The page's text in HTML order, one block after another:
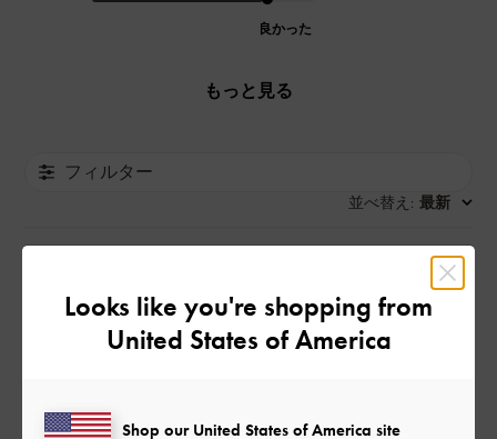
良かった
もっと見る
フィルター
並べ替え : 最新
ご利用者様
どんな洋服にも合い、パソコン
クです。
2026-04-26
Looks like you're shopping from
United States of America
Shop our United States of America site